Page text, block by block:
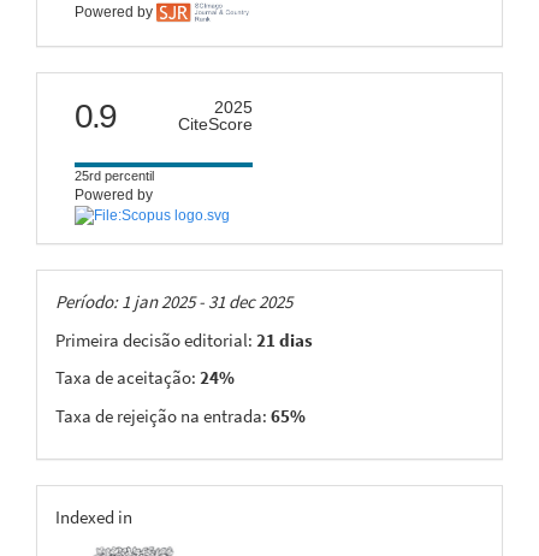
Powered by
citescore
0.9
2025
CiteScore
25rd percentil
Powered by
Taxas
Período: 1 jan 2025 - 31 dec 2025
Primeira decisão editorial: 21 dias
Taxa de aceitação: 24%
Taxa de rejeição na entrada: 65%
indexing
Indexed in